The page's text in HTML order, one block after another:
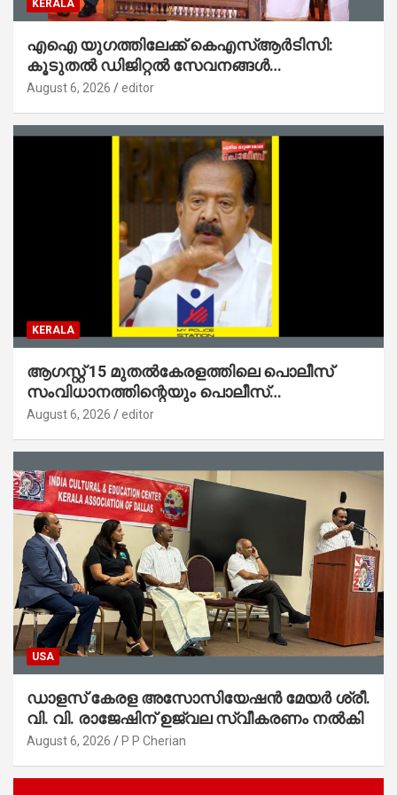
KERALA
എഐ യുഗത്തിലേക്ക് കെഎസ്ആർടിസി:
കൂടുതൽ ഡിജിറ്റൽ സേവനങ്ങൾ
ജനങ്ങളിലേക്കെത്തിക്കും – മന്ത്രി സി പി
August 6, 2026 editor
KERALA
ആഗസ്റ്റ് 15 മുതല്‍കേരളത്തിലെ പൊലീസ്
സംവിധാനത്തിന്റെയും പൊലീസ്
സ്റ്റേഷനുകളുടെയും മുഖഛായ മാറുകയാണ് :
August 6, 2026 editor
USA
ഡാളസ് കേരള അസോസിയേഷൻ മേയർ ശ്രീ.
വി. വി. രാജേഷിന് ഉജ്വല സ്വീകരണം നൽകി
August 6, 2026 P P Cherian